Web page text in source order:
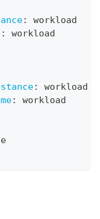
:
workload
:
workload
:
workload
:
workload